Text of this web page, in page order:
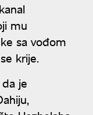
mu
sa vođom
krije.
je